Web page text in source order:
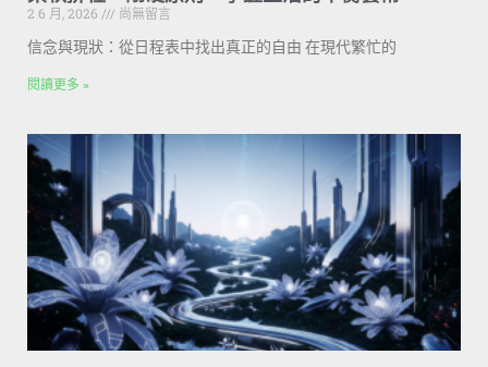
2 6 月, 2026
尚無留言
信念與現狀：從日程表中找出真正的自由 在現代繁忙的
閱讀更多 »